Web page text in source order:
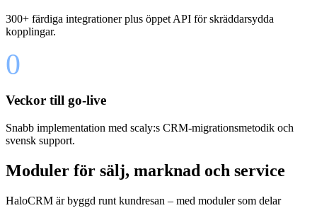
300+ färdiga integrationer plus öppet API för skräddarsydda
kopplingar.
0
Veckor till go-live
Snabb implementation med scaly:s CRM-migrationsmetodik och
svensk support.
Moduler för sälj, marknad och service
HaloCRM är byggd runt kundresan – med moduler som delar